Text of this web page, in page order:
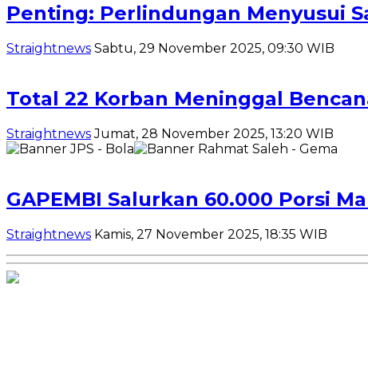
Penting: Perlindungan Menyusui
Straightnews Sabtu, 29 November 2025, 09:30 WIB
Total 22 Korban Meninggal
Straightnews Jumat, 28 November 2025, 13:20 WIB
GAPEMBI Salurkan 60.000 Porsi
Straightnews Kamis, 27 November 2025, 18:35 WIB